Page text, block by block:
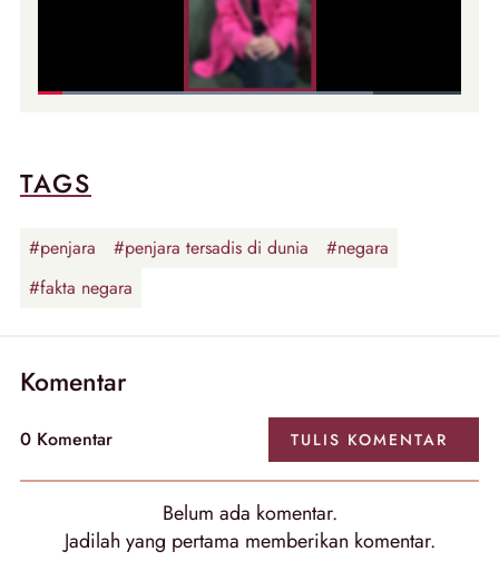
TAGS
#penjara #penjara tersadis di dunia
#negara
#fakta negara
Komentar
0 Komentar TULIS KOMENTAR
Belum ada komentar.
Jadilah yang pertama memberikan komentar.